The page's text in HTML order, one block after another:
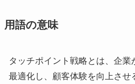
用語の意味
タッチポイント戦略とは、企業
最適化し、顧客体験を向上させ